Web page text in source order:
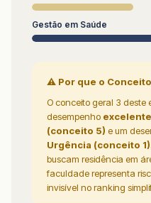
Gestão em Saúde
⚠ Por que o
O conceito geral 3 deste
desempenho
(conceito 5) e um
Urgência (conceito 1)
buscam residência em
faculdade representa
invisível no ranking